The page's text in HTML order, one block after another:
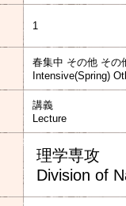
1
春集中 その他 その
Intensive(Spring)
講義
Lecture
理学専攻
Division of